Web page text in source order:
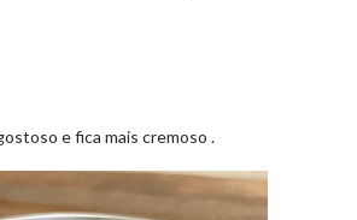
e fica mais cremoso .